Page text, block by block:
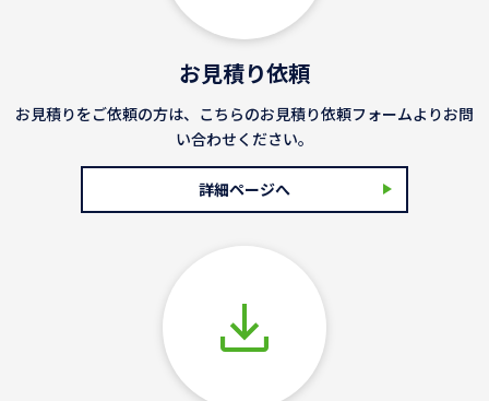
お見積り依頼
お見積りをご依頼の方は、こちらのお見積り依頼フォームよりお問
い合わせください。
詳細ページへ